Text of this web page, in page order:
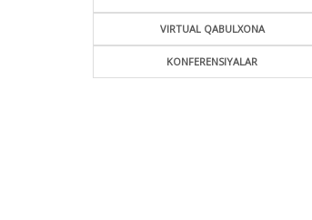
VIRTUAL QABULXONA
KONFERENSIYALAR